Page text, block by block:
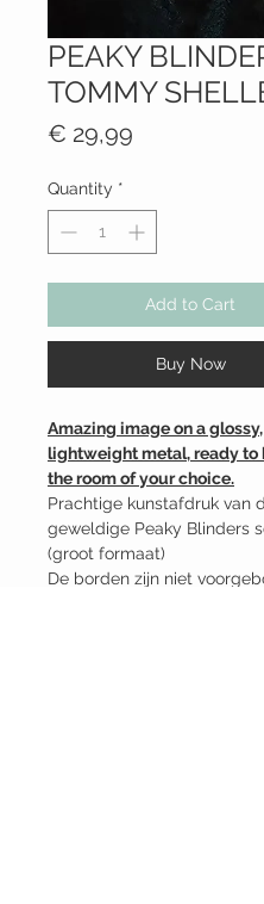
PEAKY
TOMMY
€ 29,99
Quantity *
Add to Cart
Buy Now
Amazing image on a glossy,
lightweight metal, ready to
the room of your choice.
Prachtige kunstafdruk van
geweldige Peaky Blinders
(groot formaat)
De borden zijn niet